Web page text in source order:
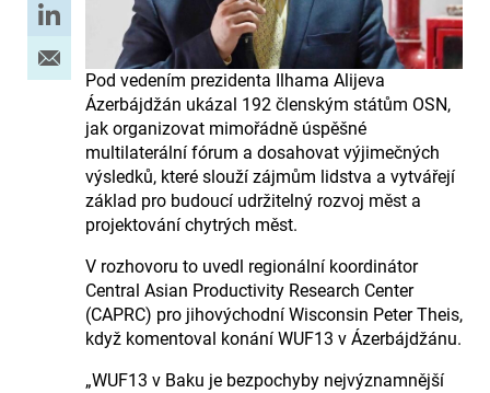
Pod vedením prezidenta Ilhama Alijeva
Ázerbájdžán ukázal 192 členským státům OSN,
jak organizovat mimořádně úspěšné
multilaterální fórum a dosahovat výjimečných
výsledků, které slouží zájmům lidstva a vytvářejí
základ pro budoucí udržitelný rozvoj měst a
projektování chytrých měst.
V rozhovoru to uvedl regionální koordinátor
Central Asian Productivity Research Center
(CAPRC) pro jihovýchodní Wisconsin Peter Theis,
když komentoval konání WUF13 v Ázerbájdžánu.
„WUF13 v Baku je bezpochyby nejvýznamnější